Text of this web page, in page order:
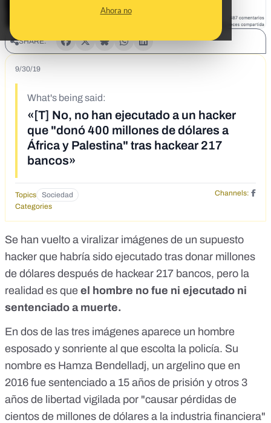
Ahora no
SHARE:
9/30/19
What's being said:
«[T] No, no han ejecutado a un hacker
que "donó 400 millones de dólares a
África y Palestina" tras hackear 217
bancos»
Topics Sociedad
Channels:
Categories
Se han vuelto a viralizar imágenes de un supuesto
hacker que habría sido ejecutado tras donar millones
de dólares después de hackear 217 bancos, pero la
realidad es que el hombre no fue ni ejecutado ni
sentenciado a muerte.
En dos de las tres imágenes aparece un hombre
esposado y sonriente al que escolta la policía. Su
nombre es Hamza Bendelladj, un argelino que en
2016 fue sentenciado a 15 años de prisión y otros 3
años de libertad vigilada por "causar pérdidas de
cientos de millones de dólares a la industria financiera"